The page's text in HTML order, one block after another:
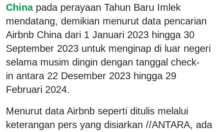
China pada perayaan Tahun Baru Imlek
mendatang, demikian menurut data pencarian
Airbnb China dari 1 Januari 2023 hingga 30
September 2023 untuk menginap di luar negeri
selama musim dingin dengan tanggal check-
in antara 22 Desember 2023 hingga 29
Februari 2024.
Menurut data Airbnb seperti ditulis melalui
keterangan pers yang disiarkan //ANTARA, ada